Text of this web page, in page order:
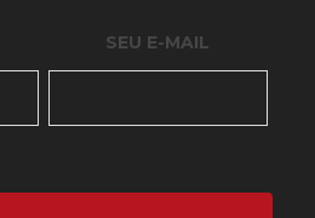
SEU E-MAIL